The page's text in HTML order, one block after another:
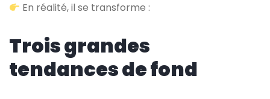
En réalité, il se transforme :
Trois grandes
tendances de fond